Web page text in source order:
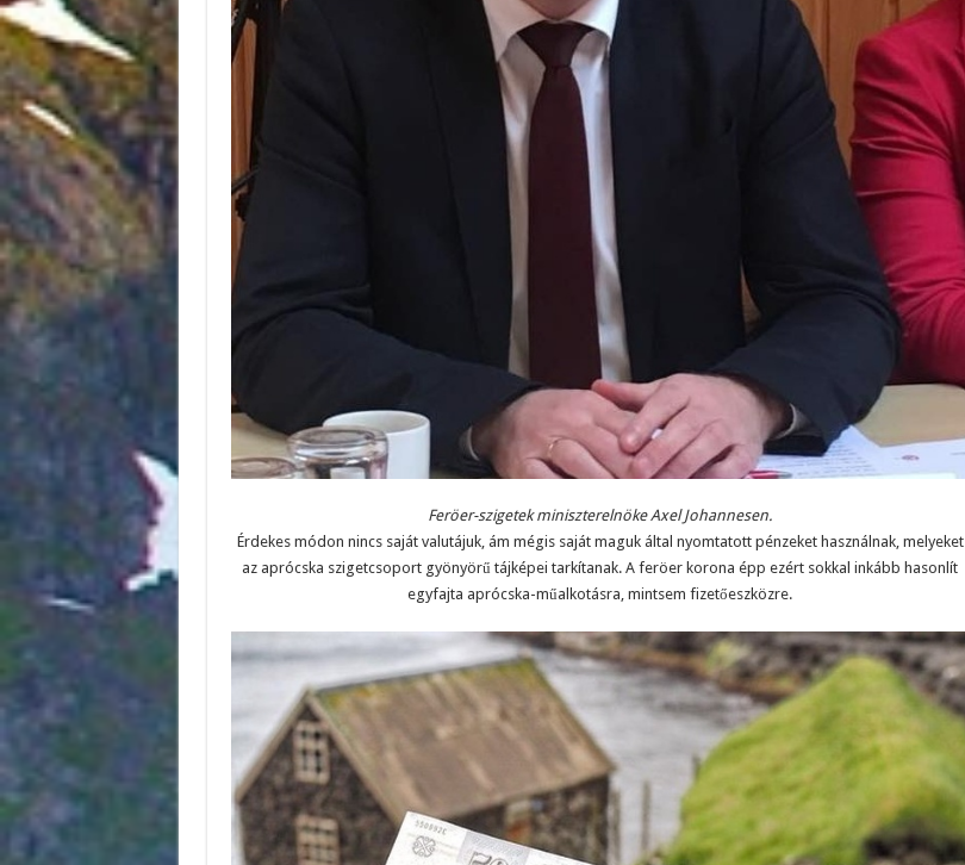
Feröer-szigetek miniszterelnöke Axel Johannesen.
Érdekes módon nincs saját valutájuk, ám mégis saját maguk által nyomtatott pénzeket használnak, melyeket
az aprócska szigetcsoport gyönyörű tájképei tarkítanak. A feröer korona épp ezért sokkal inkább hasonlít
egyfajta aprócska-műalkotásra, mintsem fizetőeszközre.